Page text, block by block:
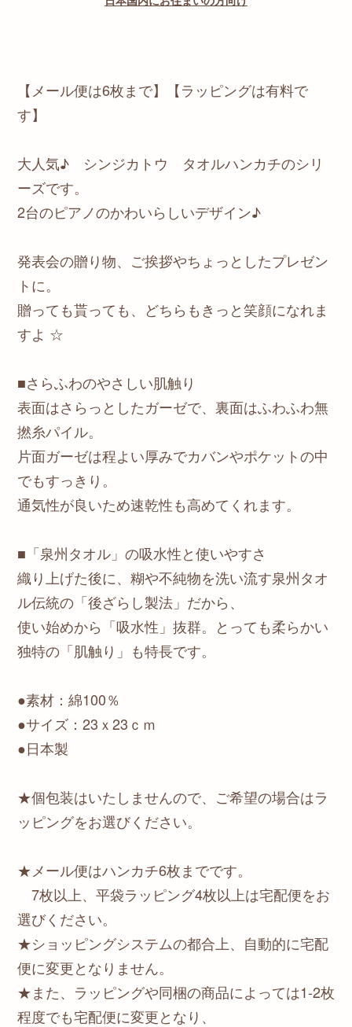
【メール便は6枚まで】【ラッピングは有料で
す】
大人気♪ シンジカトウ タオルハンカチのシリ
ーズです。
2台のピアノのかわいらしいデザイン♪
発表会の贈り物、ご挨拶やちょっとしたプレゼン
トに。
贈っても貰っても、どちらもきっと笑顔になれま
すよ ☆
■さらふわのやさしい肌触り
表面はさらっとしたガーゼで、裏面はふわふわ無
撚糸パイル。
片面ガーゼは程よい厚みでカバンやポケットの中
でもすっきり。
通気性が良いため速乾性も高めてくれます。
■「泉州タオル」の吸水性と使いやすさ
織り上げた後に、糊や不純物を洗い流す泉州タオ
ル伝統の「後ざらし製法」だから、
使い始めから「吸水性」抜群。とっても柔らかい
独特の「肌触り」も特長です。
●素材：綿100％
●サイズ：23ｘ23ｃｍ
●日本製
★個包装はいたしませんので、ご希望の場合はラ
ッピングをお選びください。
★メール便はハンカチ6枚までです。
7枚以上、平袋ラッピング4枚以上は宅配便をお
選びください。
★ショッピングシステムの都合上、自動的に宅配
便に変更となりません。
★また、ラッピングや同梱の商品によっては1-2枚
程度でも宅配便に変更となり、